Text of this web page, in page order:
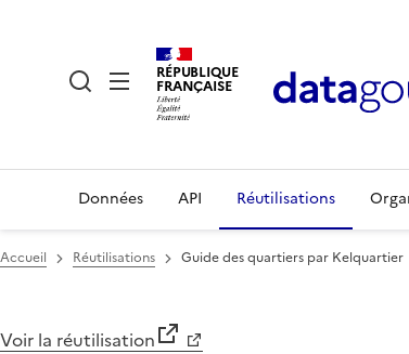
RÉPUBLIQUE
FRANÇAISE
Données API Réutilisations
Accueil Réutilisations Guide des quartiers par Kelquartier
Voir la réutilisation